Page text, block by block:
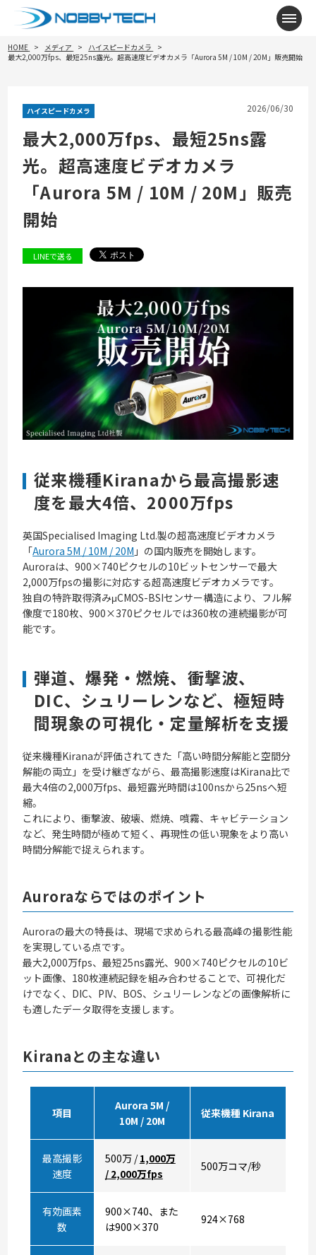
メニ
HOME メディア
ハイスピードカメラ
最大2,000万fps、最短25ns露光。超高速度ビデオカメラ「Aurora 5M / 10M / 20M」販売開始
ハイスピードカメラ 2026/06/30
最大2,000万fps、最短25ns露
光。超高速度ビデオカメラ
「Aurora 5M / 10M / 20M」販売
開始
LINEで送る
従来機種Kiranaから最高撮影速
度を最大4倍、2000万fps
英国Specialised Imaging Ltd.製の超高速度ビデオカメラ
「Aurora 5M / 10M / 20M 」の国内販売を開始します。
Auroraは、900×740ピクセルの10ビットセンサーで最大
2,000万fpsの撮影に対応する超高速度ビデオカメラです。
独自の特許取得済みμCMOS-BSIセンサー構造により、フル解
像度で180枚、900×370ピクセルでは360枚の連続撮影が可
能です。
弾道、爆発・燃焼、衝撃波、
DIC、シュリーレンなど、極短時
間現象の可視化・定量解析を支援
従来機種Kiranaが評価されてきた「高い時間分解能と空間分
解能の両立」を受け継ぎながら、最高撮影速度はKirana比で
最大4倍の2,000万fps、最短露光時間は100nsから25nsへ短
縮。
これにより、衝撃波、破壊、燃焼、噴霧、キャビテーション
など、発生時間が極めて短く、再現性の低い現象をより高い
時間分解能で捉えられます。
Auroraならではのポイント
Auroraの最大の特長は、現場で求められる最高峰の撮影性能
を実現している点です。
最大2,000万fps、最短25ns露光、900×740ピクセルの10ビ
ット画像、180枚連続記録を組み合わせることで、可視化だ
けでなく、DIC、PIV、BOS、シュリーレンなどの画像解析に
も適したデータ取得を支援します。
Kiranaとの主な違い
項目
Aurora 5M /
10M / 20M
従来機種 Kirana
最高撮影
速度
500万 /1,000万
/ 2,000万fps
500万コマ/秒
有効画素
数
900×740、また
は900×370
924×768